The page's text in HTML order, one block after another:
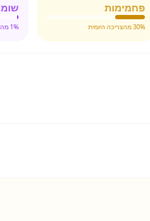
פחמימות
30% מהצריכה היומית 1% מהצריכה היומית